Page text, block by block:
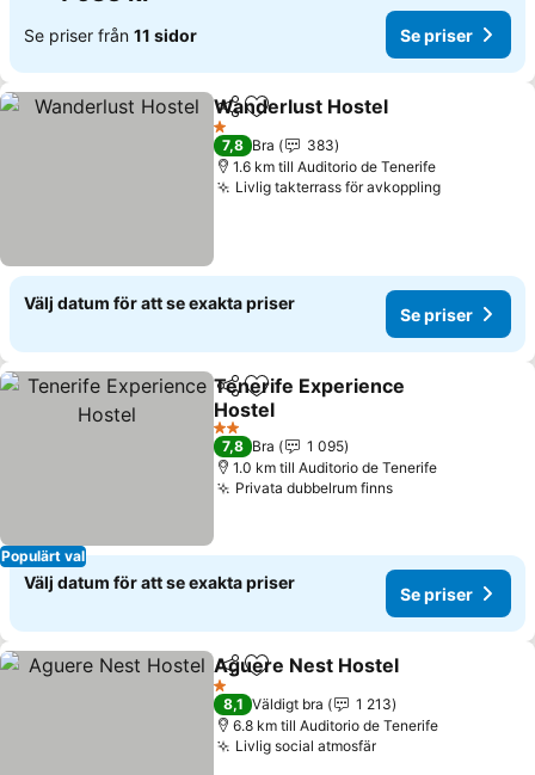
Se priser från 11 sidor Se priser
Dela Lägg till i Mina Favoriter
Wanderlust Hostel
1 Stjärnor
7,8 Bra
383
1.6 km till Auditorio de Tenerife
Livlig takterrass för avkoppling
Välj datum för att se exakta priser
Se priser
Populärt val
Dela Lägg till i Mina Favoriter
Tenerife Experience
Hostel
2 Stjärnor
7,8 Bra
1 095
1.0 km till Auditorio de Tenerife
Privata dubbelrum finns
Välj datum för att se exakta priser
Se priser
Dela Lägg till i Mina Favoriter
Aguere Nest Hostel
1 Stjärnor
8,1 Väldigt bra
1 213
6.8 km till Auditorio de Tenerife
Livlig social atmosfär